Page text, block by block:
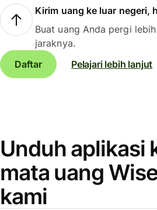
Kirim uang ke luar negeri,
Buat uang Anda pergi
jaraknya.
Daftar
Pelajari lebih lanjut
Unduh aplikasi
mata uang
kami